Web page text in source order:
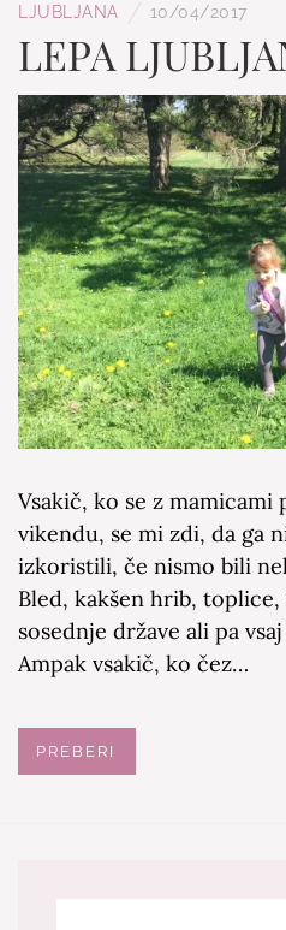
LJUBLJANA 10/04/2017
LEPA
Vsakič, ko se z mamicami
vikendu, se mi zdi, da ga
izkoristili, če nismo bili
Bled, kakšen hrib,
sosednje države ali pa
Ampak vsakič, ko čez…
PREBERI